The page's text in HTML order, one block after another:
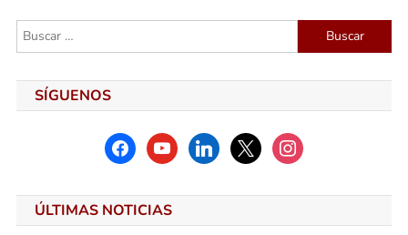
entradas
Buscar:
SÍGUENOS
facebookyoutubelinkedinx instagram
ÚLTIMAS NOTICIAS